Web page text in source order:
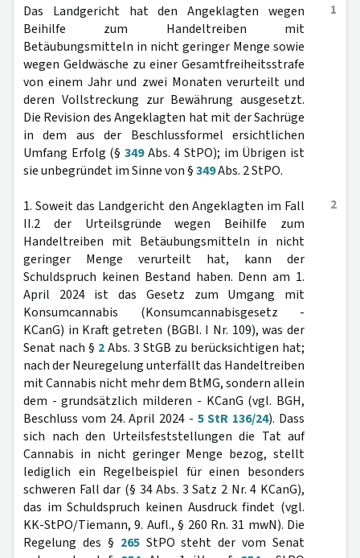
1
Das Landgericht hat den Angeklagten wegen
Beihilfe zum Handeltreiben mit
Betäubungsmitteln in nicht geringer Menge sowie
wegen Geldwäsche zu einer Gesamtfreiheitsstrafe
von einem Jahr und zwei Monaten verurteilt und
deren Vollstreckung zur Bewährung ausgesetzt.
Die Revision des Angeklagten hat mit der Sachrüge
in dem aus der Beschlussformel ersichtlichen
Umfang Erfolg (§ 349Abs. 4 StPO); im Übrigen ist
sie unbegründet im Sinne von §349Abs. 2 StPO.
2
1. Soweit das Landgericht den Angeklagten im Fall
II.2 der Urteilsgründe wegen Beihilfe zum
Handeltreiben mit Betäubungsmitteln in nicht
geringer Menge verurteilt hat, kann der
Schuldspruch keinen Bestand haben. Denn am 1.
April 2024 ist das Gesetz zum Umgang mit
Konsumcannabis (Konsumcannabisgesetz -
KCanG) in Kraft getreten (BGBl. I Nr. 109), was der
Senat nach § 2Abs. 3 StGB zu berücksichtigen hat;
nach der Neuregelung unterfällt das Handeltreiben
mit Cannabis nicht mehr dem BtMG, sondern allein
dem - grundsätzlich milderen - KCanG (vgl. BGH,
Beschluss vom 24. April 2024 - 5 StR 136/24). Dass
sich nach den Urteilsfeststellungen die Tat auf
Cannabis in nicht geringer Menge bezog, stellt
lediglich ein Regelbeispiel für einen besonders
schweren Fall dar (§ 34 Abs. 3 Satz 2 Nr. 4 KCanG),
das im Schuldspruch keinen Ausdruck findet (vgl.
KK-StPO/Tiemann, 9. Aufl., § 260 Rn. 31 mwN). Die
Regelung des § 265StPO steht der vom Senat